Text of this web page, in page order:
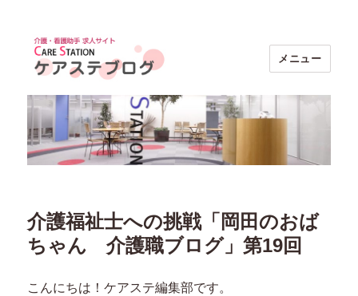
ケアステブログ｜介護・看護助手求人
【ケアステーション】
メニュー
介護福祉士への挑戦「岡田のおば
ちゃん 介護職ブログ」第19回
こんにちは！ケアステ編集部です。